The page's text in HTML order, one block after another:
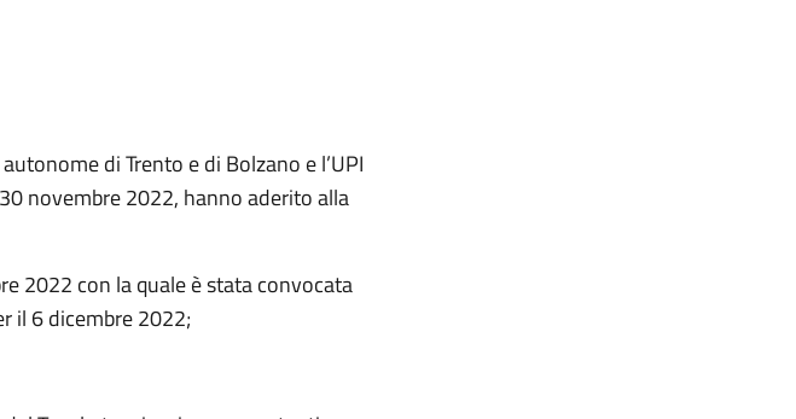
di Trento e di Bolzano e l’UPI
novembre 2022, hanno aderito alla
2022 con la quale è stata convocata
il 6 dicembre 2022;